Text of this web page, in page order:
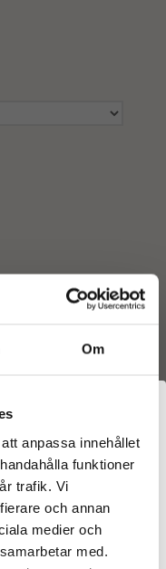
Om
anpassa innehållet
funktioner
trafik. Vi
och annan
medier och
med.
justera ditt val
moms)